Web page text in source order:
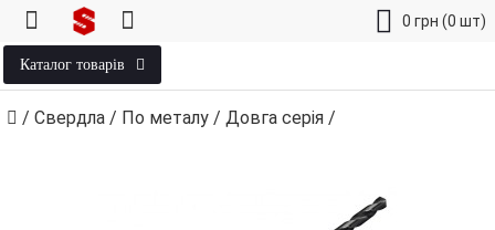
0 грн (0 шт)
Каталог товарів
/ Свердла / По металу / Довга серія /